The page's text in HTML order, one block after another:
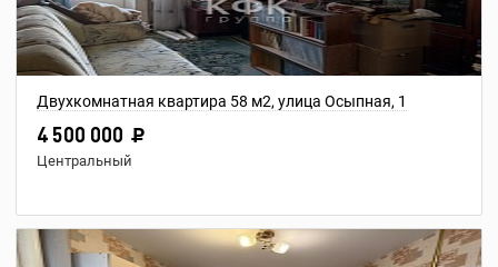
Двухкомнатная квартира 58 м2, улица Осыпная, 1
4 500 000
Центральный